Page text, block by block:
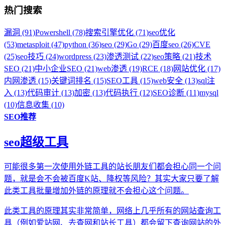
热门搜索
漏洞 (91)Powershell (78)搜索引擎优化 (71)seo优化
(53)metasploit (47)python (36)seo (29)Go (29)百度seo (26)CVE
(25)seo技巧 (24)wordpress (23)渗透测试 (22)seo策略 (21)技术
SEO (21)中小企业SEO (21)web渗透 (19)RCE (18)网站优化 (17)
内网渗透 (15)关键词排名 (15)SEO工具 (15)web安全 (13)sql注
入 (13)代码审计 (13)加密 (13)代码执行 (12)SEO诊断 (11)mysql
(10)信息收集 (10)
SEO推荐
seo超级工具
可能很多第一次使用外链工具的站长朋友们都会担心同一个问
题，就是会不会被百度K站、降权等风险？其实大家只要了解
此类工具批量增加外链的原理就不会担心这个问题。
此类工具的原理其实非常简单，网络上几乎所有的网站查询工
具（例如爱站网、去查网和站长工具）都会留下查询网站的外